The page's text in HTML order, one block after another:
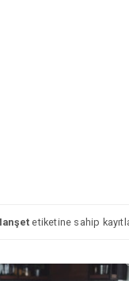
etiketine sahip